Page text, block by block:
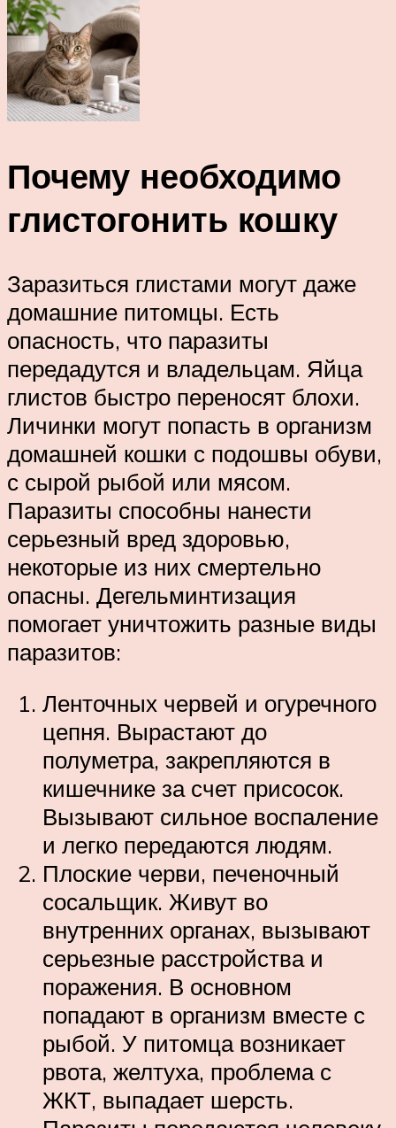
Почему необходимо
глистогонить кошку
Заразиться глистами могут даже
домашние питомцы. Есть
опасность, что паразиты
передадутся и владельцам. Яйца
глистов быстро переносят блохи.
Личинки могут попасть в организм
домашней кошки с подошвы обуви,
с сырой рыбой или мясом.
Паразиты способны нанести
серьезный вред здоровью,
некоторые из них смертельно
опасны. Дегельминтизация
помогает уничтожить разные виды
паразитов:
Ленточных червей и огуречного
цепня. Вырастают до
полуметра, закрепляются в
кишечнике за счет присосок.
Вызывают сильное воспаление
и легко передаются людям.
Плоские черви, печеночный
сосальщик. Живут во
внутренних органах, вызывают
серьезные расстройства и
поражения. В основном
попадают в организм вместе с
рыбой. У питомца возникает
рвота, желтуха, проблема с
ЖКТ, выпадает шерсть.